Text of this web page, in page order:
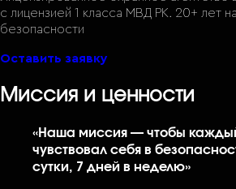
с лицензией 1 класса МВД РК. 20+ лет
безопасности
Оставить заявку
Миссия и ценности
«Наша миссия — чтобы
чувствовал себя в
сутки, 7 дней в неделю»